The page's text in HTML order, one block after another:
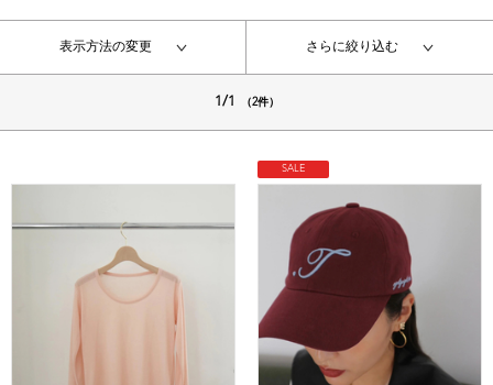
表示方法の変更 さらに絞り込む
1/1 （2件）
SALE